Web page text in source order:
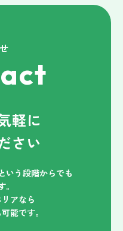
軽に
さい
いう段階からでも
アなら
能です。